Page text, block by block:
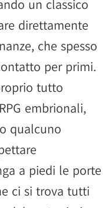
un classico
direttamente
che spesso
per primi.
tutto
embrionali,
qualcuno
a piedi le porte
ci si trova tutti